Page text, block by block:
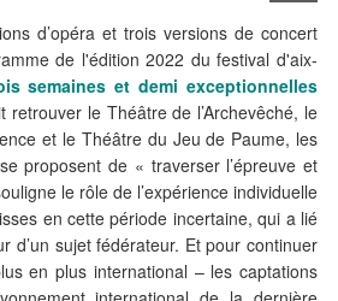
d’opéra et trois versions de concert
de l'édition 2022 du festival d'aix-
semaines et demi exceptionnelles
le Théâtre de l’Archevêché, le
et le Théâtre du Jeu de Paume, les
proposent de « traverser l’épreuve et
le rôle de l’expérience individuelle
en cette période incertaine, qui a lié
d’un sujet fédérateur. Et pour continuer
en plus international – les captations